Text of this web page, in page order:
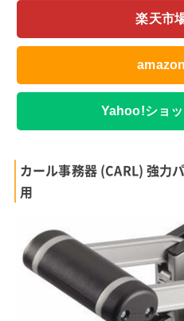
楽天市
Yahoo!ショ
カール事務器 (CARL) 強力
用